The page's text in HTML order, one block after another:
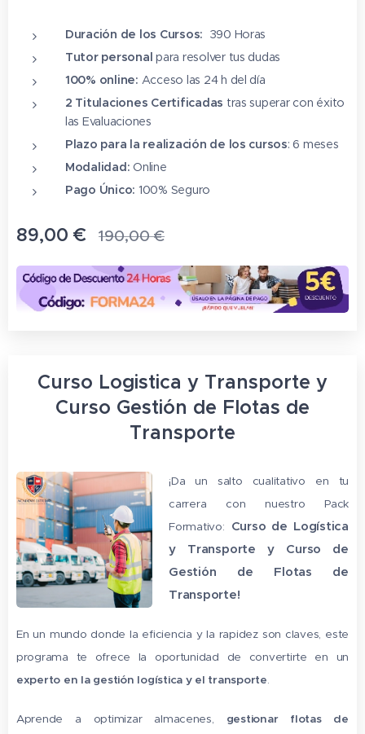
Duración de los Cursos: 390 Horas
Tutor personalpara resolver tus dudas
100% online: Acceso las 24 h del día
2 Titulaciones Certificadas tras superar con éxito
las Evaluaciones
Plazo para la realización de los cursos: 6 meses
Modalidad: Online
Pago Único: 100% Seguro
89,00 € 190,00€
Curso Logistica y Transporte y
Curso Gestión de Flotas de
Transporte
¡Da un salto cualitativo en tu
carrera con nuestro Pack
Formativo: Curso de Logística
y Transporte y Curso de
Gestión de Flotas de
Transporte!
En un mundo donde la eficiencia y la rapidez son claves, este
programa te ofrece la oportunidad de convertirte en un
experto en la gestión logística y el transporte.
Aprende a optimizar almacenes, gestionar flotas de